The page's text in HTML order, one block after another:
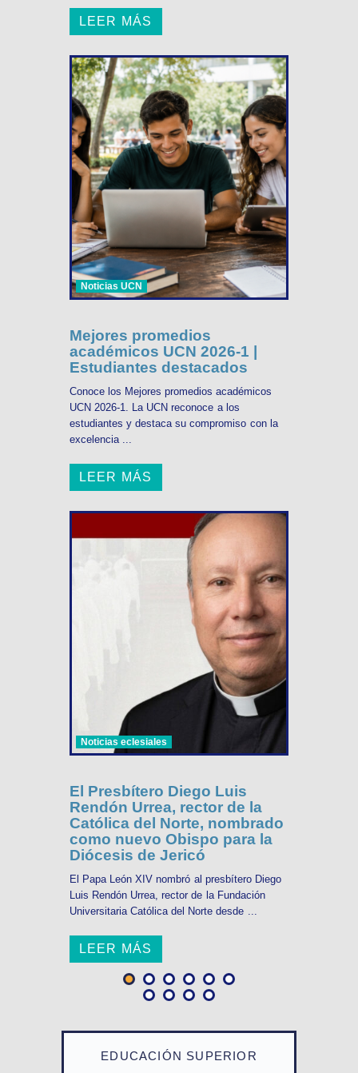
EDUCACIÓN SUPERIOR
LEER MÁS
Noticias UCN
Mejores promedios
académicos UCN 2026-1 |
Estudiantes destacados
Conoce los Mejores promedios académicos
UCN 2026-1. La UCN reconoce a los
estudiantes y destaca su compromiso con la
excelencia ...
LEER MÁS
Noticias eclesiales
El Presbítero Diego Luis
Rendón Urrea, rector de la
Católica del Norte, nombrado
como nuevo Obispo para la
Diócesis de Jericó
El Papa León XIV nombró al presbítero Diego
Luis Rendón Urrea, rector de la Fundación
Universitaria Católica del Norte desde ...
LEER MÁS